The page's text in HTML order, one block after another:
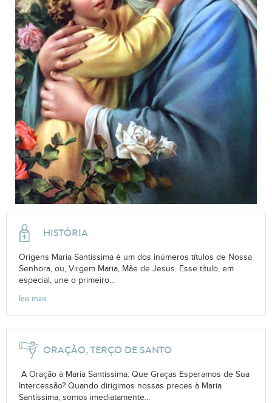
HISTÓRIA
Origens Maria Santíssima é um dos inúmeros títulos de Nossa
Senhora, ou, Virgem Maria, Mãe de Jesus. Esse título, em
especial, une o primeiro...
leia mais
ORAÇÃO, TERÇO DE SANTO
A Oração à Maria Santíssima: Que Graças Esperamos de Sua
Intercessão? Quando dirigimos nossas preces à Maria
Santíssima, somos imediatamente...